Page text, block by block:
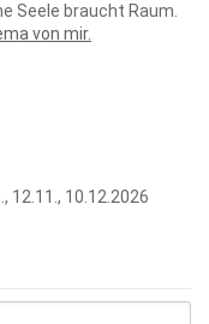
Seele braucht Raum.
von mir.
12.11., 10.12.2026